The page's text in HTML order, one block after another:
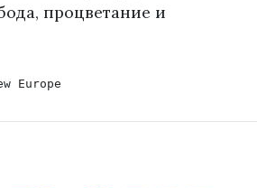
процветание и
Europe